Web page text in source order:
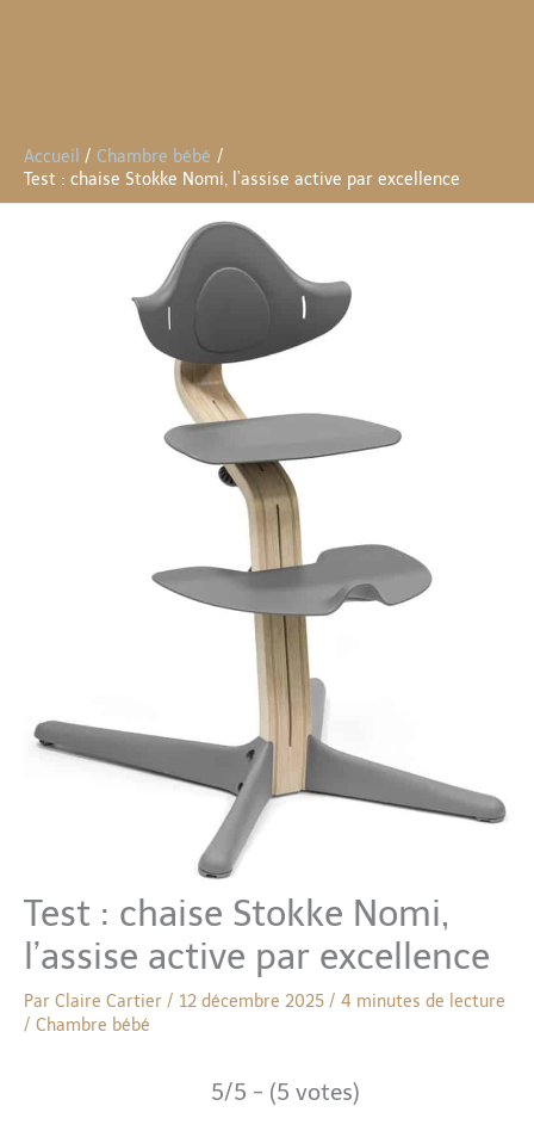
Accueil
Chambre bébé
Test : chaise Stokke Nomi, l’assise active par excellence
Test : chaise Stokke Nomi,
l’assise active par excellence
Par Claire Cartier / 12 décembre 2025 / 4 minutes de lecture
/ Chambre bébé
5/5 - (5 votes)